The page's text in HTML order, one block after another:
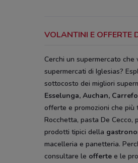
VOLANTINI E OFFERTE
Cerchi un supermercato
supermercati di Iglesias?
sottocosto dei migliori
Esselunga, Auchan,
offerte e promozioni che più
Rocchetta, pasta De
prodotti tipici della
macelleria e panetteria.
consultare le offerte e le